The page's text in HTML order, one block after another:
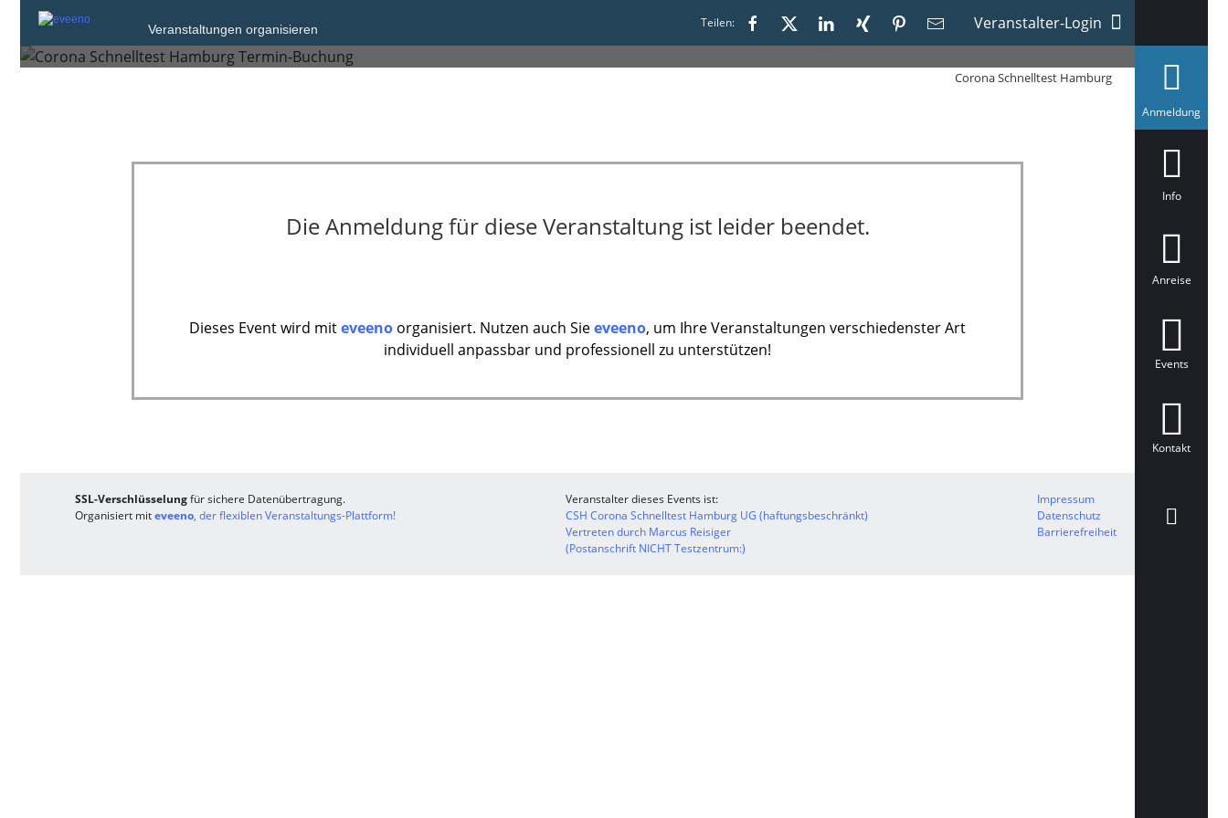
Veranstaltungen organisieren Teilen: Veranstalter-Login
Mittwoch, 2. Jun. 2021 von 13:30 bis 15:00
Corona Schnelltest Hamburg
Anmeldunga
Info
Anreise
Events
Kontakt
Die Anmeldung für diese Veranstaltung ist leider beendet.
Dieses Event wird miteveeno organisiert. Nutzen auch Sieeveeno, um Ihre Veranstaltungen verschiedenster Art
individuell anpassbar und professionell zu unterstützen!
SSL-Verschlüsselungfür sichere Datenübertragung.
Organisiert miteveeno, der flexiblen Veranstaltungs-Plattform!
Veranstalter dieses Events ist:
CSH Corona Schnelltest Hamburg UG (haftungsbeschränkt)
Vertreten durch Marcus Reisiger
(Postanschrift NICHT Testzentrum:)
Impressum
Datenschutz
Barrierefreiheit